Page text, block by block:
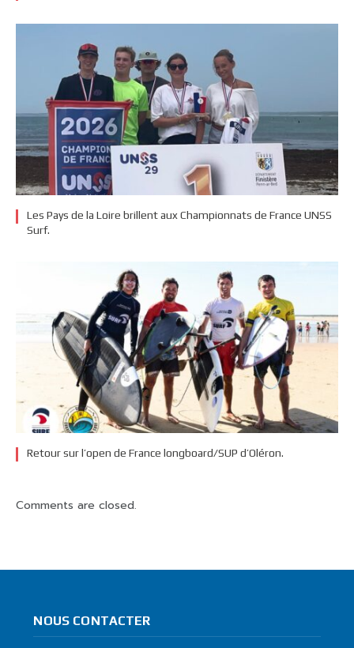
Les Pays de la Loire brillent aux Championnats de France UNSS
Surf.
Retour sur l’open de France longboard/SUP d’Oléron.
Comments are closed.
NOUS CONTACTER